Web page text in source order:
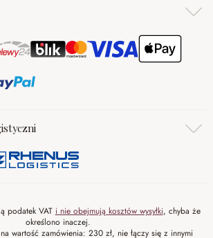
podatek VAT i nie obejmują kosztów wysyłki, chyba że
określono inaczej.
wartość zamówienia: 230 zł, nie łączy się z innymi